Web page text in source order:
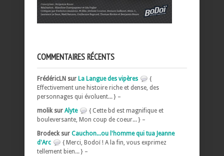
COMMENTAIRES RÉCENTS
FrédéricLN sur La Langue des vipères
{
Effectivement une histoire riche et dense, des
personnages qui évoluent... } –
molik sur Alyte
{ Cette bd est magnifique et
bouleversante, Mon coup de coeur... } –
Brodeck sur Cauchon...ou l'homme qui tua Jeanne
d'Arc
{ Merci, Bodoï ! A la fin, vous exprimez
tellement bien... } –